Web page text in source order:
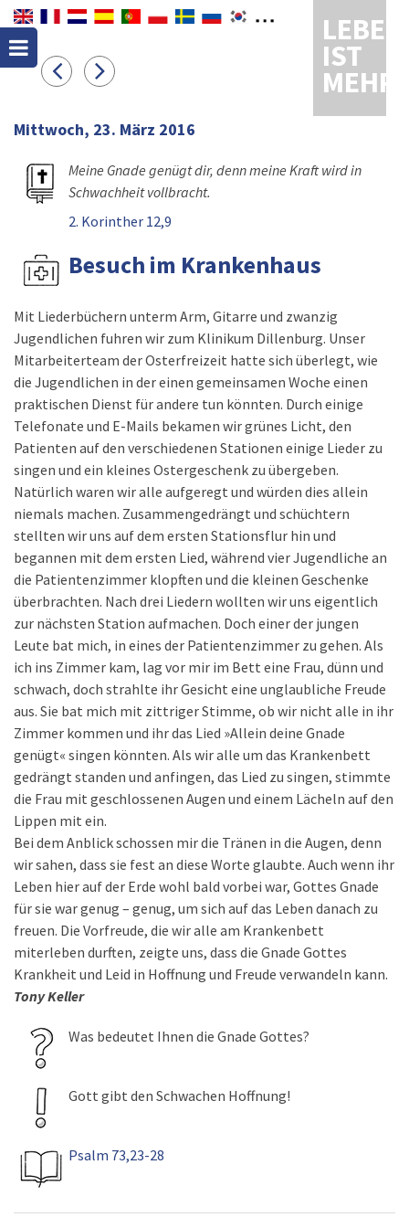
LEBEN
IST
MEHR
Mittwoch, 23. März 2016
Meine Gnade genügt dir, denn meine Kraft wird in
Schwachheit vollbracht.
2. Korinther 12,9
Besuch im Krankenhaus
Mit Liederbüchern unterm Arm, Gitarre und zwanzig
Jugendlichen fuhren wir zum Klinikum Dillenburg. Unser
Mitarbeiterteam der Osterfreizeit hatte sich überlegt, wie
die Jugendlichen in der einen gemeinsamen Woche einen
praktischen Dienst für andere tun könnten. Durch einige
Telefonate und E-Mails bekamen wir grünes Licht, den
Patienten auf den verschiedenen Stationen einige Lieder zu
singen und ein kleines Ostergeschenk zu übergeben.
Natürlich waren wir alle aufgeregt und würden dies allein
niemals machen. Zusammengedrängt und schüchtern
stellten wir uns auf dem ersten Stationsflur hin und
begannen mit dem ersten Lied, während vier Jugendliche an
die Patientenzimmer klopften und die kleinen Geschenke
überbrachten. Nach drei Liedern wollten wir uns eigentlich
zur nächsten Station aufmachen. Doch einer der jungen
Leute bat mich, in eines der Patientenzimmer zu gehen. Als
ich ins Zimmer kam, lag vor mir im Bett eine Frau, dünn und
schwach, doch strahlte ihr Gesicht eine unglaubliche Freude
aus. Sie bat mich mit zittriger Stimme, ob wir nicht alle in ihr
Zimmer kommen und ihr das Lied »Allein deine Gnade
genügt« singen könnten. Als wir alle um das Krankenbett
gedrängt standen und anfingen, das Lied zu singen, stimmte
die Frau mit geschlossenen Augen und einem Lächeln auf den
Lippen mit ein.
Bei dem Anblick schossen mir die Tränen in die Augen, denn
wir sahen, dass sie fest an diese Worte glaubte. Auch wenn ihr
Leben hier auf der Erde wohl bald vorbei war, Gottes Gnade
für sie war genug – genug, um sich auf das Leben danach zu
freuen. Die Vorfreude, die wir alle am Krankenbett
miterleben durften, zeigte uns, dass die Gnade Gottes
Krankheit und Leid in Hoffnung und Freude verwandeln kann.
Tony Keller
Was bedeutet Ihnen die Gnade Gottes?
Gott gibt den Schwachen Hoffnung!
Psalm 73,23-28